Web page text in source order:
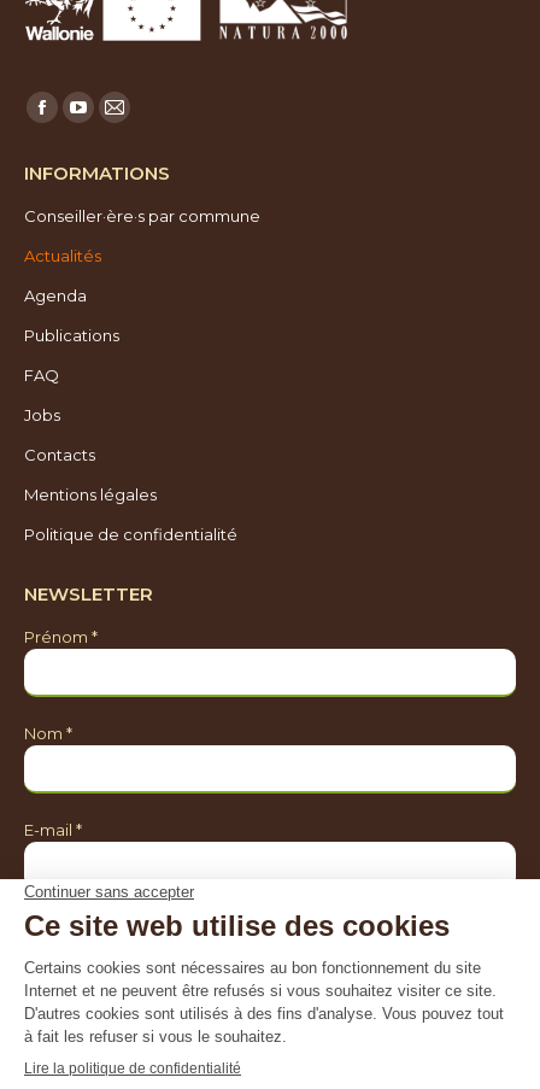
Trouvez nous sur :
Facebook
opens
in
new
YouTube
opens
in
new
E-
page
opens
INFORMATIONS
Conseiller·ère·s par commune
Actualités
Agenda
Publications
FAQ
Jobs
Contacts
Mentions légales
Politique de confidentialité
NEWSLETTER
Prénom *
Nom *
E-mail *
Je souhaite être informé sur *
Le programme agroenvironnemental
Le réseau Natura 2000